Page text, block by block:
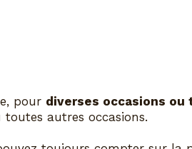
pour diverses occasions ou
autres occasions.